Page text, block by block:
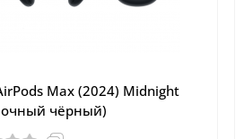
Max (2024) Midnight
чёрный)